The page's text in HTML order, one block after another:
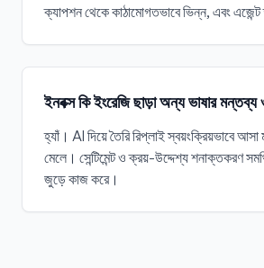
ক্যাপশন থেকে কাঠামোগতভাবে ভিন্ন, এবং এজেন্ট
ইনবক্স কি ইংরেজি ছাড়া অন্য ভাষার
হ্যাঁ। AI দিয়ে তৈরি রিপ্লাই স্বয়ংক্রিয়ভাবে আসা
মেলে। সেন্টিমেন্ট ও ক্রয়-উদ্দেশ্য শনাক্তকরণ
জুড়ে কাজ করে।